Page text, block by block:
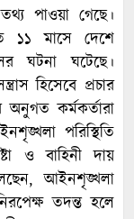
পাওয়া গেছে।
১১ মাসে দেশে
ঘটনা ঘটেছে।
হিসেবে প্রচার
কর্মকর্তারা
পরিস্থিতি
ও বাহিনী দায়
আইনশৃঙ্খলা
তদন্ত হলে